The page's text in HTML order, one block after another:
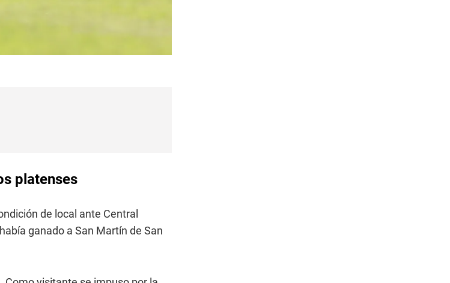
platenses
de local ante Central
ganado a San Martín de San